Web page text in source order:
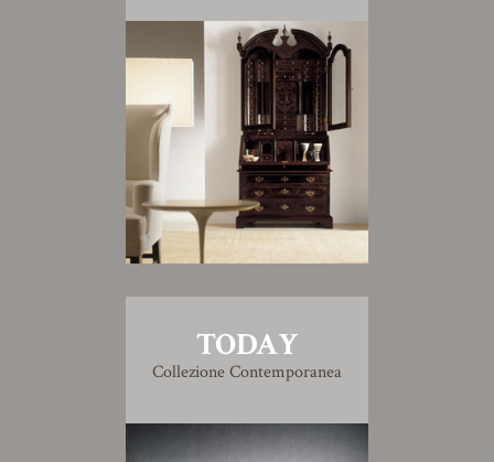
TODAY
Collezione Contemporanea